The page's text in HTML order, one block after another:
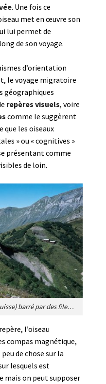
. Une fois ce
met en œuvre son
lui permet de
de son voyage.
d’orientation
le voyage migratoire
géographiques
repères visuels, voire
comme le suggèrent
que les oiseaux
» ou « cognitives »
présentant comme
de loin.
Figure 11. Col de Bretolet (Suisse) barré par des filets japonais destinés à capturer les passereaux migrateurs. Les ornithologues conduisent ici des études à long terme sur la migration des oiseaux. [Source photo © Lionel Maumary, reproduit avec la permission de l’auteur]
l’oiseau
compas magnétique,
de chose sur la
lesquels est
on peut supposer